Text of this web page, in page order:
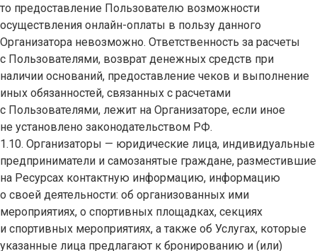
то предоставление Пользователю возможности
осуществления онлайн-оплаты в пользу данного
Организатора невозможно. Ответственность за расчеты
с Пользователями, возврат денежных средств при
наличии оснований, предоставление чеков и выполнение
иных обязанностей, связанных с расчетами
с Пользователями, лежит на Организаторе, если иное
не установлено законодательством РФ.
1.10. Организаторы — юридические лица, индивидуальные
предприниматели и самозанятые граждане, разместившие
на Ресурсах контактную информацию, информацию
о своей деятельности: об организованных ими
мероприятиях, о спортивных площадках, секциях
и спортивных мероприятиях, а также об Услугах, которые
указанные лица предлагают к бронированию и (или)